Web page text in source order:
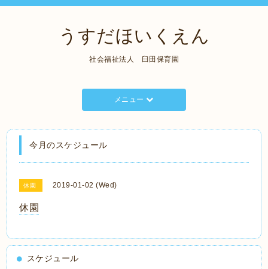
うすだほいくえん
社会福祉法人 臼田保育園
メニュー
今月のスケジュール
休園 2019-01-02 (Wed)
休園
スケジュール